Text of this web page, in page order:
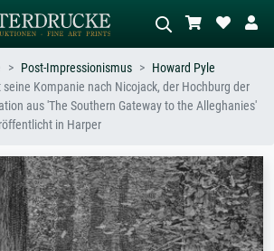
KI-Bildersuche
Werktiteln
Welle
Beschreiben Sie die Szene – z.B. Grüne
Ölgemälde, Stehender Akt neben einem
Baum.
Post-Impressionismus
Howard Pyle
Kompanie nach Nicojack, der Hochburg der
aus 'The Southern Gateway to the Alleghanies'
in Harper